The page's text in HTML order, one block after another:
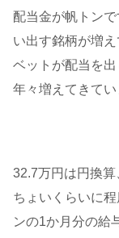
配当金が帆トン
い出す銘柄が増
ベットが配当を
年々増えてきてい
32.7万円は円換
ちょいくらいに
ンの1か月分の給